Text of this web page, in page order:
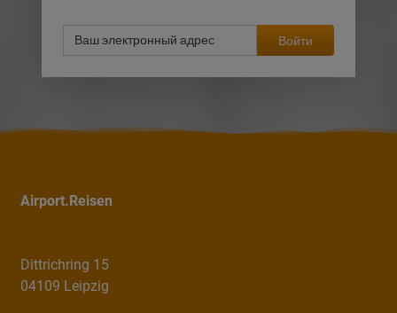
Войти
Airport.Reisen
Dittrichring 15
04109 Leipzig